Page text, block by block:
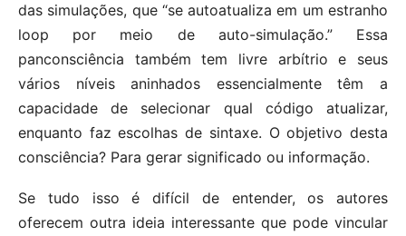
das simulações, que “se autoatualiza em um estranho
loop por meio de auto-simulação.” Essa
panconsciência também tem livre arbítrio e seus
vários níveis aninhados essencialmente têm a
capacidade de selecionar qual código atualizar,
enquanto faz escolhas de sintaxe. O objetivo desta
consciência? Para gerar significado ou informação.
Se tudo isso é difícil de entender, os autores
oferecem outra ideia interessante que pode vincular